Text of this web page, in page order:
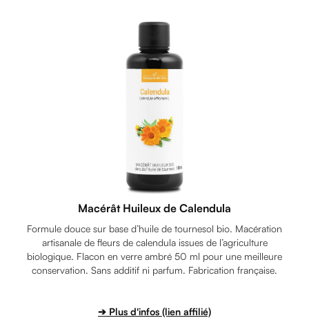
Macérât Huileux de Calendula
Formule douce sur base d’huile de tournesol bio. Macération
artisanale de fleurs de calendula issues de l’agriculture
biologique. Flacon en verre ambré 50 ml pour une meilleure
conservation. Sans additif ni parfum. Fabrication française.
➔ Plus d'infos (lien affilié)